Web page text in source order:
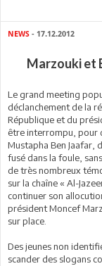
NEWS - 17.12.2012
Marzouki et
Le grand meeting
déclanchement de la
République et du
être interrompu, pour
Mustapha Ben Jaafar,
fusé dans la foule,
de très nombreux
sur la chaîne « Al-
continuer son
président Moncef
sur place.
Des jeunes non
scander des slogans